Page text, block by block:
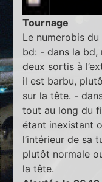
Tournage
Le numerobis
bd: - dans la bd,
deux sortis à
il est barbu,
sur la tête. -
tout au long du
étant inexistant
l’intérieur de sa
plutôt normale
la tête.